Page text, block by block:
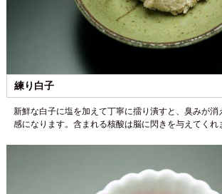
練り白子
新鮮な白子に塩を加えて丁寧に擂り潰すと、臭みが消
感になります。含まれる核酸は脳に閃きを与えてくれ